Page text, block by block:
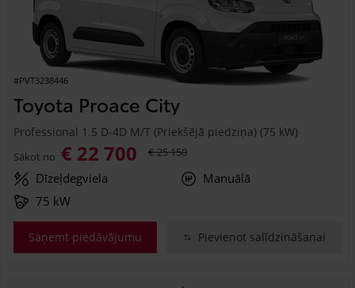
#PVT3238446
Toyota Proace City
Professional 1.5 D-4D M/T (Priekšējā piedziņa) (75 kW)
Sākot no € 22 700 € 25 150
Dīzeļdegviela
Manuālā
75 kW
Saņemt piedāvājumu Pievienot salīdzināšanai